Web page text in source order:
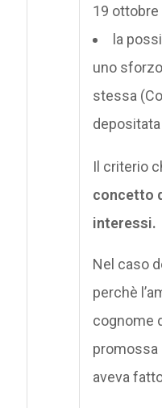
19 ottobre
la
uno
stessa
Il criterio
concetto
interessi.
Nel caso
perchè
cognome
promossa
aveva